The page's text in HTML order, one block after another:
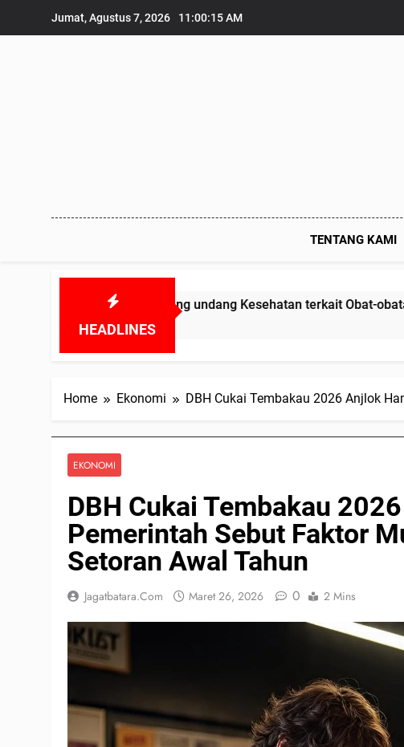
Jumat, Agustus 7, 2026 11:00:16 AM
TENTANG KAMI
HEADLINES
Undang undang Kesehatan terkait Obat-obatan Kadaluarsa dan
Home Ekonomi DBH Cukai Tembakau 2026 Anjlok
EKONOMI
DBH Cukai Tembakau
Pemerintah Sebut Faktor
Setoran Awal Tahun
Jagatbatara.com Maret 26, 2026 0 2 Mins